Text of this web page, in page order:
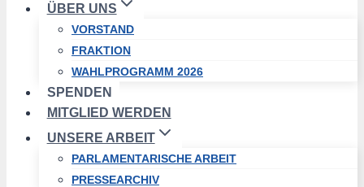
ÜBER UNS
VORSTAND
FRAKTION
WAHLPROGRAMM 2026
SPENDEN
MITGLIED WERDEN
UNSERE ARBEIT
PARLAMENTARISCHE ARBEIT
PRESSEARCHIV